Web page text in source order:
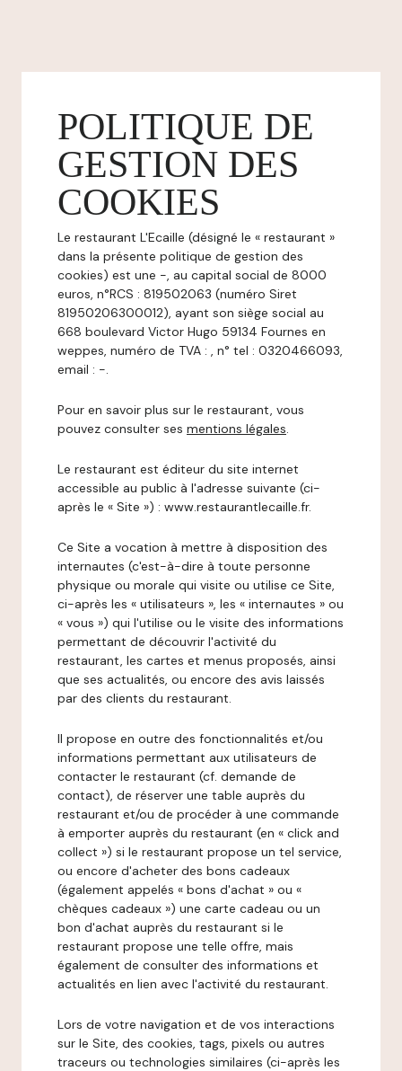
POLITIQUE DE
GESTION DES
COOKIES
Le restaurant L'Ecaille (désigné le « restaurant »
dans la présente politique de gestion des
cookies) est une -, au capital social de 8000
euros, n°RCS : 819502063 (numéro Siret
81950206300012), ayant son siège social au
668 boulevard Victor Hugo 59134 Fournes en
weppes, numéro de TVA : , n° tel : 0320466093,
email : -.
Pour en savoir plus sur le restaurant, vous
pouvez consulter ses mentions légales.
Le restaurant est éditeur du site internet
accessible au public à l'adresse suivante (ci-
après le « Site ») : www.restaurantlecaille.fr.
Ce Site a vocation à mettre à disposition des
internautes (c'est-à-dire à toute personne
physique ou morale qui visite ou utilise ce Site,
ci-après les « utilisateurs », les « internautes » ou
« vous ») qui l'utilise ou le visite des informations
permettant de découvrir l'activité du
restaurant, les cartes et menus proposés, ainsi
que ses actualités, ou encore des avis laissés
par des clients du restaurant.
Il propose en outre des fonctionnalités et/ou
informations permettant aux utilisateurs de
contacter le restaurant (cf. demande de
contact), de réserver une table auprès du
restaurant et/ou de procéder à une commande
à emporter auprès du restaurant (en « click and
collect ») si le restaurant propose un tel service,
ou encore d'acheter des bons cadeaux
(également appelés « bons d'achat » ou «
chèques cadeaux ») une carte cadeau ou un
bon d'achat auprès du restaurant si le
restaurant propose une telle offre, mais
également de consulter des informations et
actualités en lien avec l'activité du restaurant.
Lors de votre navigation et de vos interactions
sur le Site, des cookies, tags, pixels ou autres
traceurs ou technologies similaires (ci-après les